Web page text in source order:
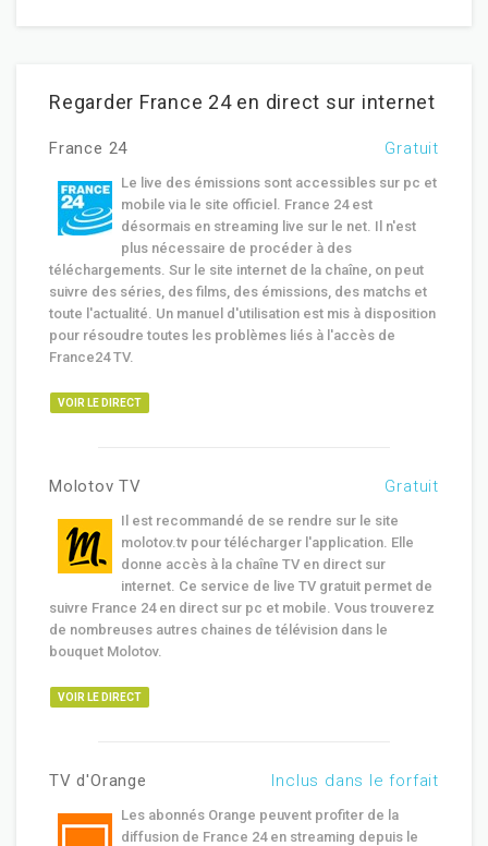
Regarder France 24 en direct sur internet
France 24 Gratuit
Le live des émissions sont accessibles sur pc et
mobile via le site officiel. France 24 est
désormais en streaming live sur le net. Il n'est
plus nécessaire de procéder à des
téléchargements. Sur le site internet de la chaîne, on peut
suivre des séries, des films, des émissions, des matchs et
toute l'actualité. Un manuel d'utilisation est mis à disposition
pour résoudre toutes les problèmes liés à l'accès de
France24 TV.
VOIR LE DIRECT
Molotov TV Gratuit
Il est recommandé de se rendre sur le site
molotov.tv pour télécharger l'application. Elle
donne accès à la chaîne TV en direct sur
internet. Ce service de live TV gratuit permet de
suivre France 24 en direct sur pc et mobile. Vous trouverez
de nombreuses autres chaines de télévision dans le
bouquet Molotov.
VOIR LE DIRECT
TV d'Orange Inclus dans le forfait
Les abonnés Orange peuvent profiter de la
diffusion de France 24 en streaming depuis le